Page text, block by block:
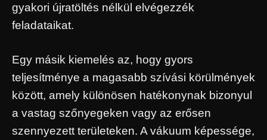
gyakori újratöltés nélkül elvégezzék
feladataikat.
Egy másik kiemelés az, hogy gyors
teljesítménye a magasabb szívási körülmények
között, amely különösen hatékonynak bizonyul
a vastag szőnyegeken vagy az erősen
szennyezett területeken. A vákuum képessége,